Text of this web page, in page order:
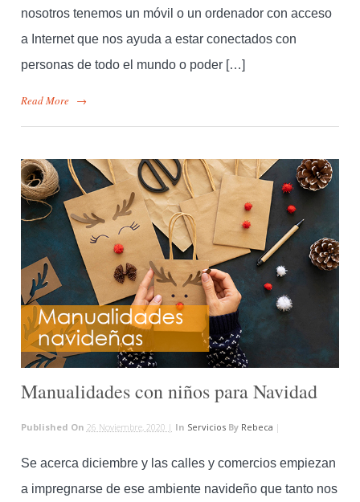
nosotros tenemos un móvil o un ordenador con acceso
a Internet que nos ayuda a estar conectados con
personas de todo el mundo o poder […]
Read More →
Manualidades con niños para Navidad
Published On 26 Noviembre, 2020 | In Servicios By Rebeca |
Se acerca diciembre y las calles y comercios empiezan
a impregnarse de ese ambiente navideño que tanto nos